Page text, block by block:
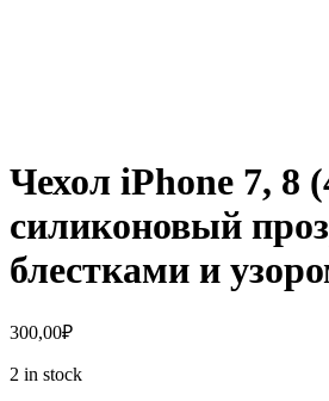
Чехол iPhone 7, 8
силиконовый
блестками и
300,00₽
2 in stock